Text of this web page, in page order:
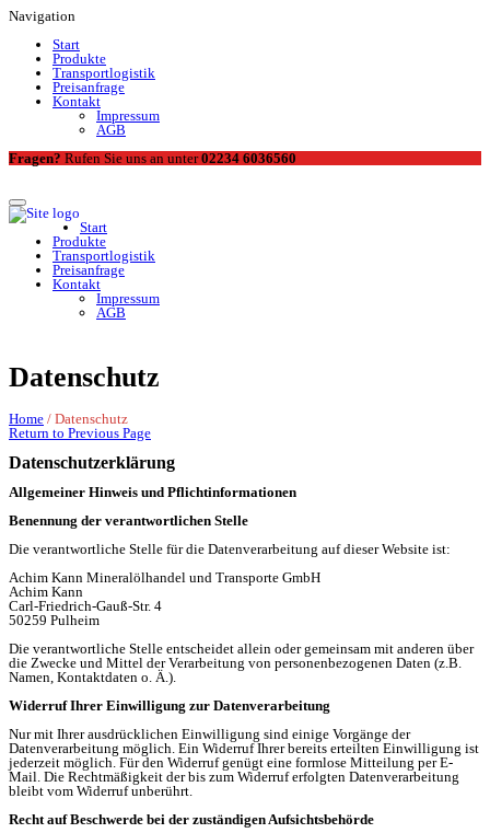
Navigation
Start
Produkte
Transportlogistik
Preisanfrage
Kontakt
Impressum
AGB
Fragen? Rufen Sie uns an unter02234 6036560
Start
Produkte
Transportlogistik
Preisanfrage
Kontakt
Impressum
AGB
Datenschutz
Home / Datenschutz
Return to Previous Page
Datenschutzerklärung
Allgemeiner Hinweis und Pflichtinformationen
Benennung der verantwortlichen Stelle
Die verantwortliche Stelle für die Datenverarbeitung auf dieser Website ist:
Achim Kann Mineralölhandel und Transporte GmbH
Achim Kann
Carl-Friedrich-Gauß-Str. 4
50259 Pulheim
Die verantwortliche Stelle entscheidet allein oder gemeinsam mit anderen über
die Zwecke und Mittel der Verarbeitung von personenbezogenen Daten (z.B.
Namen, Kontaktdaten o. Ä.).
Widerruf Ihrer Einwilligung zur Datenverarbeitung
Nur mit Ihrer ausdrücklichen Einwilligung sind einige Vorgänge der
Datenverarbeitung möglich. Ein Widerruf Ihrer bereits erteilten Einwilligung ist
jederzeit möglich. Für den Widerruf genügt eine formlose Mitteilung per E-
Mail. Die Rechtmäßigkeit der bis zum Widerruf erfolgten Datenverarbeitung
bleibt vom Widerruf unberührt.
Recht auf Beschwerde bei der zuständigen Aufsichtsbehörde